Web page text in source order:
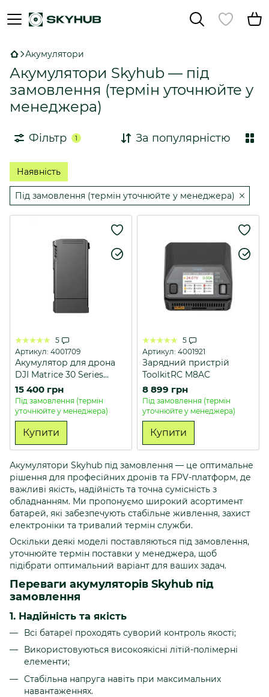
Акумулятори
Акумулятори Skyhub — під
замовлення (термін уточнюйте у
менеджера)
Фільтр 1 За популярністю
Наявність
Під замовлення (термін уточнюйте у менеджера)
5
Артикул: 4001709
Акумулятор для дрона
DJI Matrice 30 Series
Intelligent Flight Battery
TB30
15 400 грн
Під замовлення (термін
уточнюйте у менеджера)
Купити
5
Артикул: 4001921
Зарядний пристрій
ToolkitRC M8AC
8 899 грн
Під замовлення (термін
уточнюйте у менеджера)
Купити
Акумулятори Skyhub під замовлення — це оптимальне
рішення для професійних дронів та FPV-платформ, де
важливі якість, надійність та точна сумісність з
обладнанням. Ми пропонуємо широкий асортимент
батарей, які забезпечують стабільне живлення, захист
електроніки та тривалий термін служби.
Оскільки деякі моделі поставляються під замовлення,
уточнюйте термін поставки у менеджера, щоб
підібрати оптимальний варіант для ваших задач.
Переваги акумуляторів Skyhub під
замовлення
1. Надійність та якість
Всі батареї проходять суворий контроль якості;
Використовуються високоякісні літій-полімерні
елементи;
Стабільна напруга навіть при максимальних
навантаженнях.